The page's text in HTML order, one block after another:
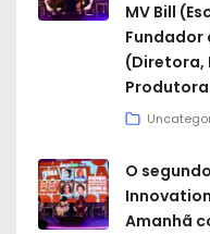
MV Bill
Fundador
(Diretora,
O
Amanhã